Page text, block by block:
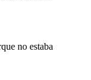
no estaba